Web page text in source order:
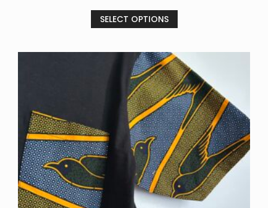
SELECT OPTIONS